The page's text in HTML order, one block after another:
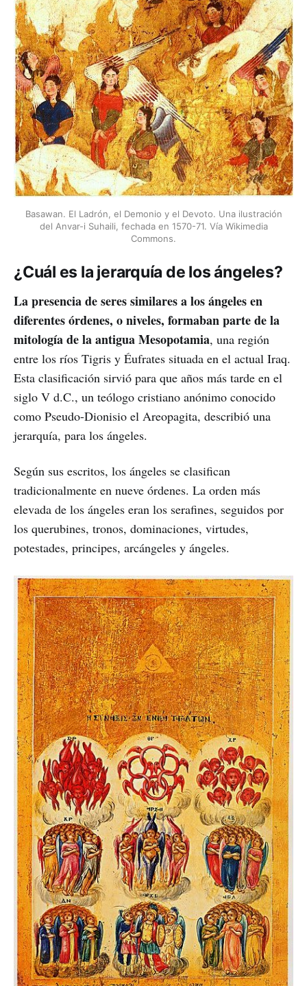
Basawan. El Ladrón, el Demonio y el Devoto. Una ilustración
del Anvar-i Suhaili, fechada en 1570-71. Vía Wikimedia
Commons.
¿Cuál es la jerarquía de los ángeles?
La presencia de seres similares a los ángeles en
diferentes órdenes, o niveles, formaban parte de la
mitología de la antigua Mesopotamia, una región
entre los ríos Tigris y Éufrates situada en el actual Iraq.
Esta clasificación sirvió para que años más tarde en el
siglo V d.C., un teólogo cristiano anónimo conocido
como Pseudo-Dionisio el Areopagita, describió una
jerarquía, para los ángeles.
Según sus escritos, los ángeles se clasifican
tradicionalmente en nueve órdenes. La orden más
elevada de los ángeles eran los serafines, seguidos por
los querubines, tronos, dominaciones, virtudes,
potestades, principes, arcángeles y ángeles.